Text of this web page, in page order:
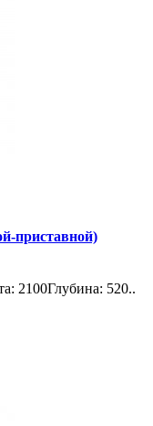
приставной)
2100Глубина: 520..